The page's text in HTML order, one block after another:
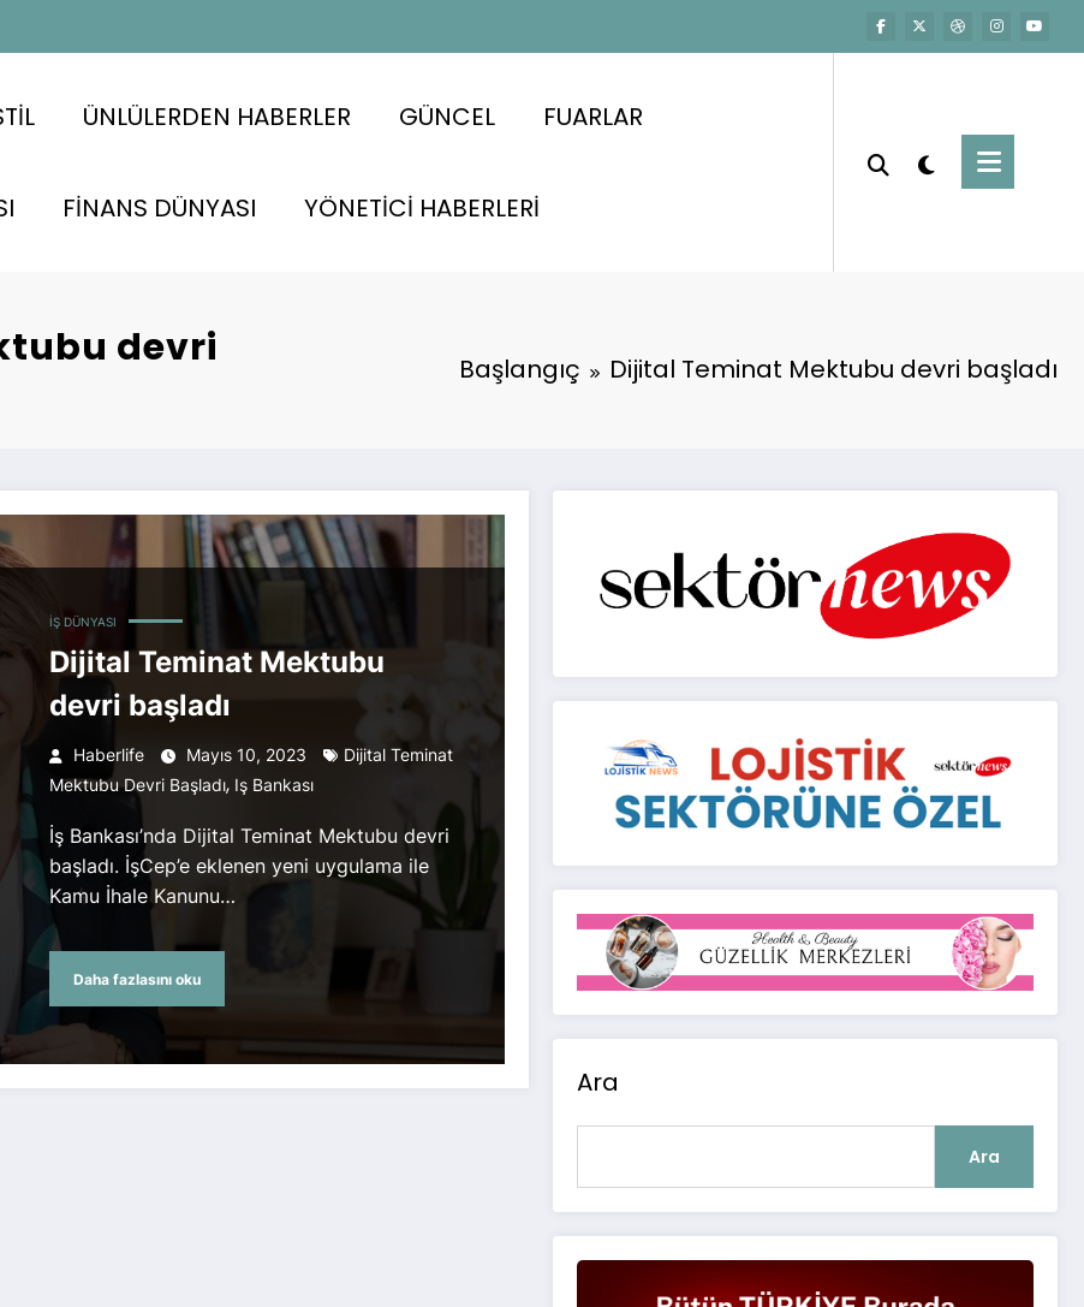
ÜNLÜLERDEN HABERLER GÜNCEL FUARLAR
FİNANS DÜNYASI YÖNETİCİ HABERLERİ
devri
Başlangıç Dijital Teminat Mektubu devri başladı
İŞ DÜNYASI
Dijital Teminat Mektubu
devri başladı
Haberlife Mayıs 10, 2023
Dijital Teminat
Mektubu Devri Başladı, Iş Bankası
İş Bankası’nda Dijital Teminat Mektubu devri
başladı. İşCep’e eklenen yeni uygulama ile
Kamu İhale Kanunu…
Daha fazlasını oku
Ara
Ara